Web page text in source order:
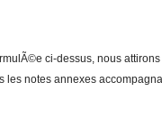
ci-dessus, nous
les notes annexes